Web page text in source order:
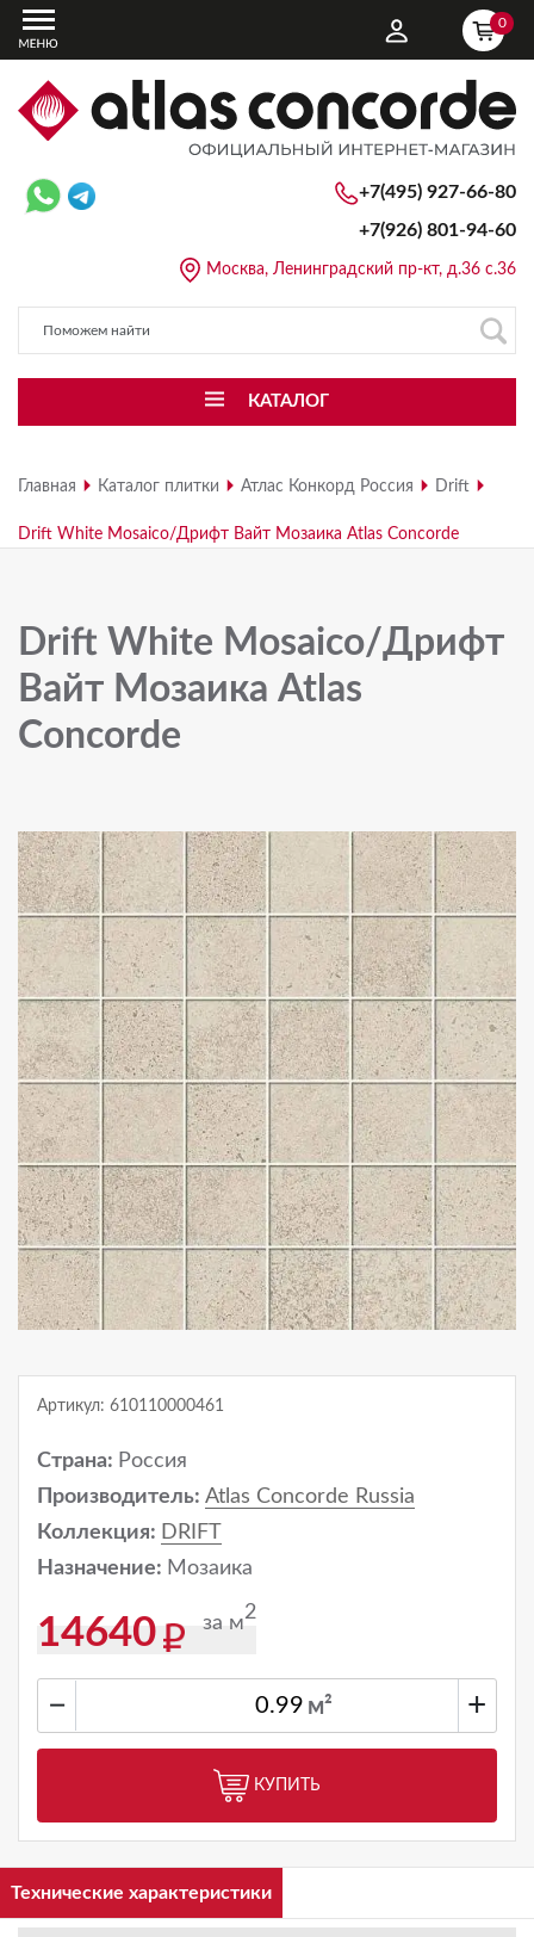
0
Москва, Ленинградский пр-кт, д.36 с.36
КАТАЛОГ
+7(495) 927-66-80
+7(926) 801-94-60
Главная Каталог плитки Атлас Конкорд Россия Drift
Drift White Mosaico/Дрифт Вайт Мозаика Atlas Concorde
Drift White Mosaico/Дрифт
Вайт Мозаика Atlas
Concorde
Артикул: 610110000461
Страна: Россия
Производитель: Atlas Concorde Russia
Коллекция: DRIFT
Назначение: Мозаика
14640 за м2
− м² +
КУПИТЬ
Технические характеристики